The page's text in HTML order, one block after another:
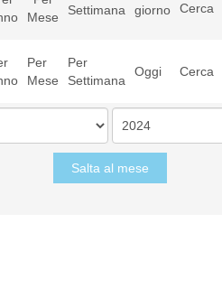
Per
Mese
Per
Settimana
Oggi Cerca
Salta al mese